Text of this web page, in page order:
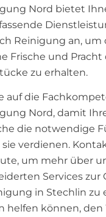
Nord bietet
Reinigung an, um
Frische und Pracht
zu erhalten.
auf die
Nord, damit
die notwendige
verdienen.
um mehr über
Services zur
in Stechlin zu
helfen können,